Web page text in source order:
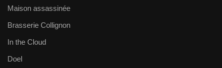
Maison assassinée
Brasserie Collignon
In the Cloud
Doel